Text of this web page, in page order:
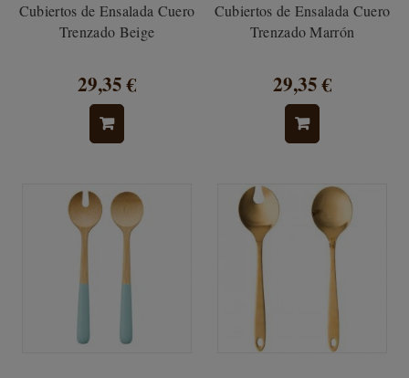
Cubiertos de Ensalada Cuero
Trenzado Beige
29,35 €
Cubiertos de Ensalada Cuero
Trenzado Marrón
29,35 €